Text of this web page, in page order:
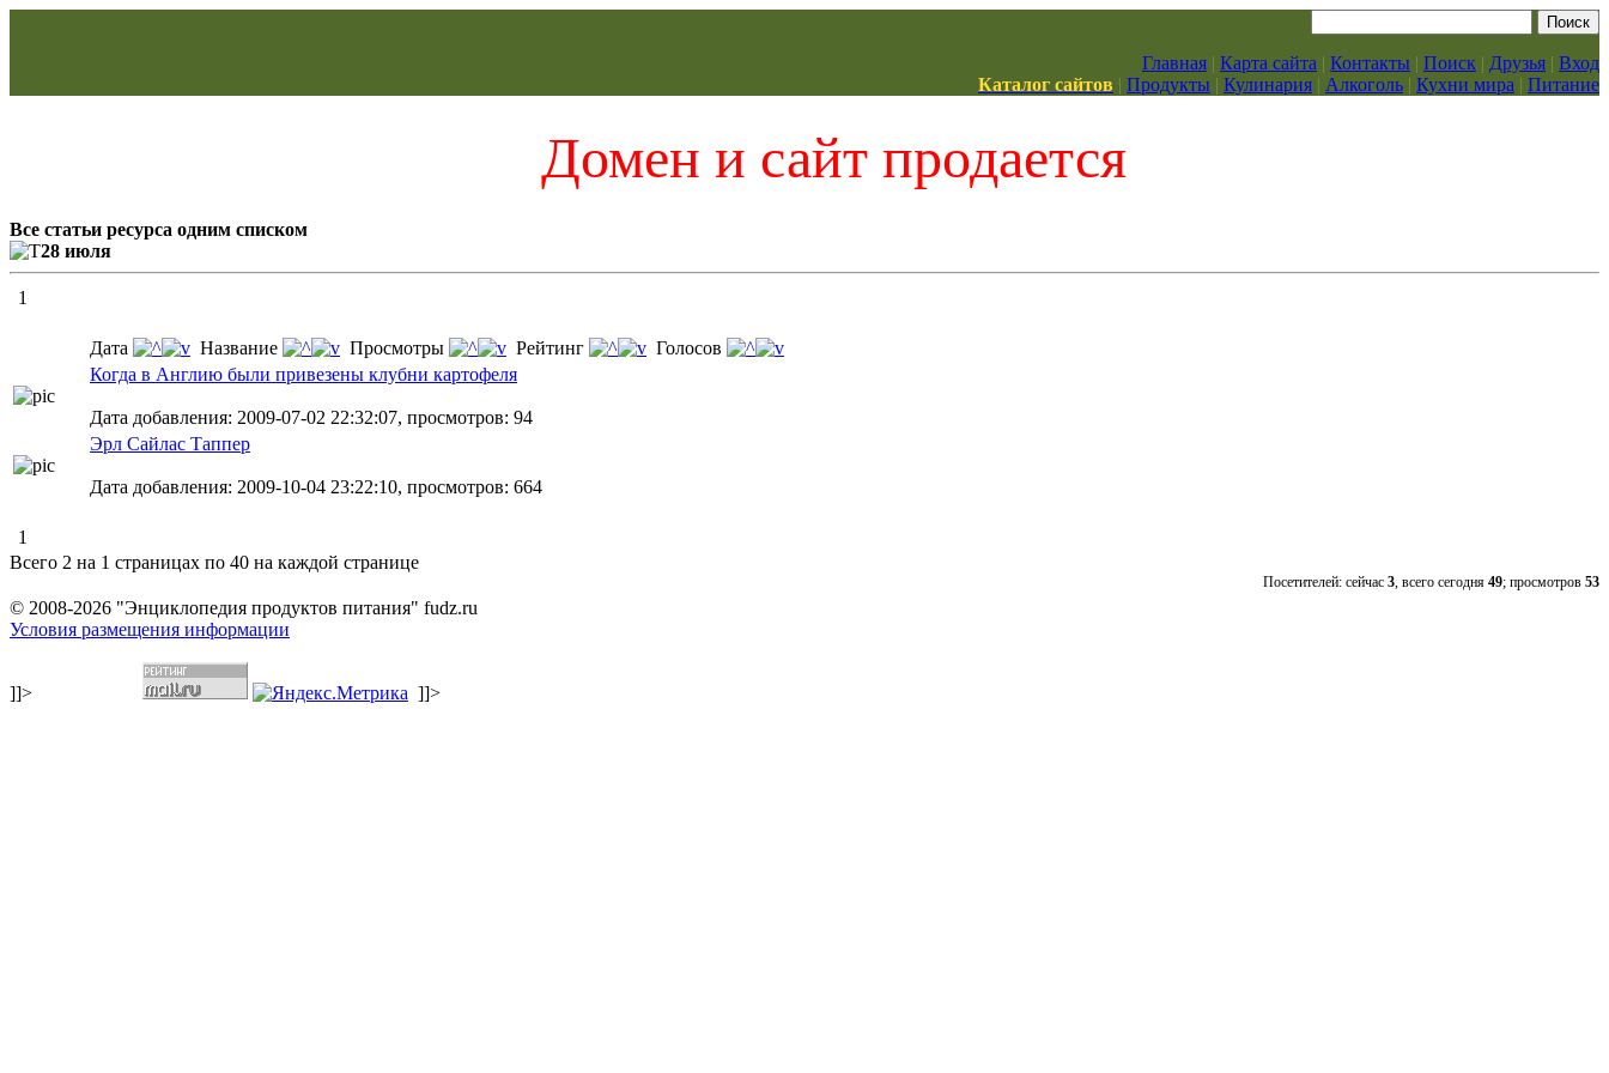
Главная | Карта сайта | Контакты | Поиск | Друзья | Вход
Каталог сайтов | Продукты | Кулинария | Алкоголь | Кухни мира | Питание
Домен и сайт продается
Все статьи ресурса одним списком
28 июля
1
Дата Название Просмотры Рейтинг
Голосов
Когда в Англию были привезены клубни картофеля
Дата добавления: 2009-07-02 22:32:07, просмотров: 94
Эрл Сайлас Таппер
Дата добавления: 2009-10-04 23:22:10, просмотров: 664
1
Всего 2 на 1 страницах по 40 на каждой странице
Посетителей: сейчас 3, всего сегодня 49; просмотров 53
© 2008-2026 "Энциклопедия продуктов питания" fudz.ru
Условия размещения информации
]]> ]]>